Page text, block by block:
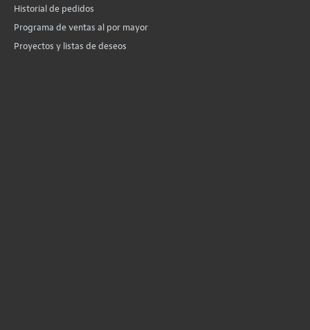
Historial de pedidos
Programa de ventas al por mayor
Proyectos y listas de deseos